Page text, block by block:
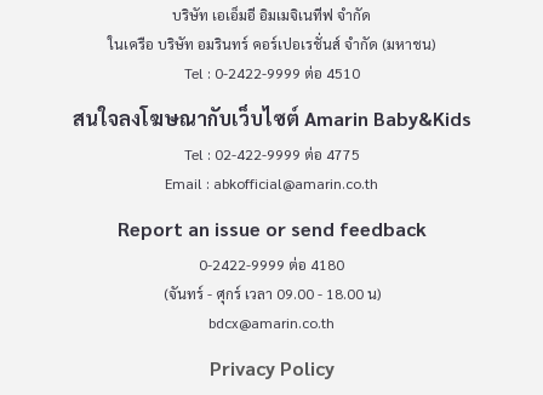
บริษัท เอเอ็มอี อิมเมจิเนทีฟ จำกัด
ในเครือ บริษัท อมรินทร์ คอร์เปอเรชั่นส์ จำกัด (มหาชน)
Tel : 0-2422-9999 ต่อ 4510
สนใจลงโฆษณากับเว็บไซต์ Amarin Baby&Kids
Tel : 02-422-9999 ต่อ 4775
Email : abkofficial@amarin.co.th
Report an issue or send feedback
0-2422-9999 ต่อ 4180
(จันทร์ - ศุกร์ เวลา 09.00 - 18.00 น)
bdcx@amarin.co.th
Privacy Policy